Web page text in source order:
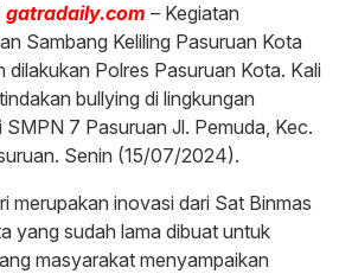
gatradaily.com – Kegiatan
Sambang Keliling Pasuruan Kota
dilakukan Polres Pasuruan Kota. Kali
bullying di lingkungan
7 Pasuruan Jl. Pemuda, Kec.
Senin (15/07/2024).
merupakan inovasi dari Sat Binmas
yang sudah lama dibuat untuk
masyarakat menyampaikan